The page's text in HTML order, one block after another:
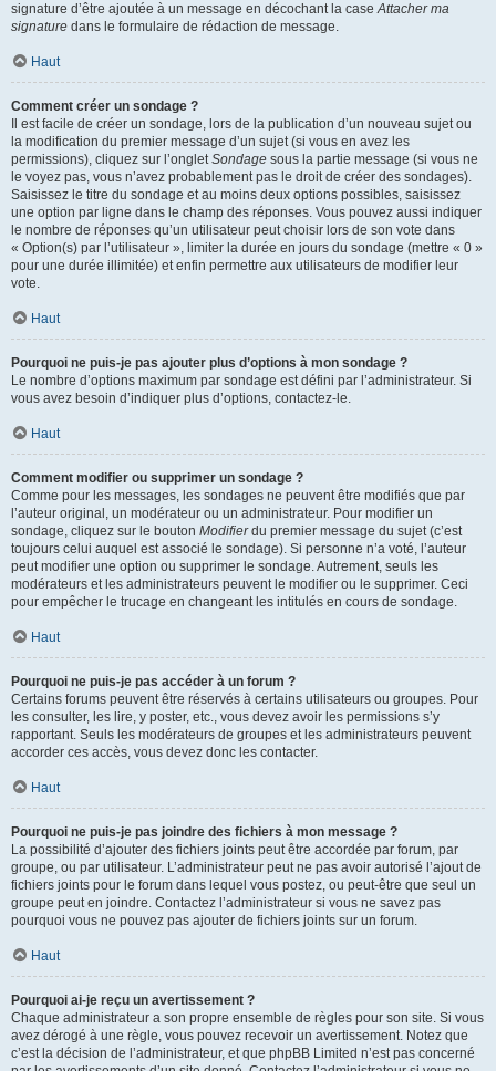
signature d’être ajoutée à un message en décochant la caseAttacher ma
signature dans le formulaire de rédaction de message.
Haut
Comment créer un sondage ?
Il est facile de créer un sondage, lors de la publication d’un nouveau sujet ou
la modification du premier message d’un sujet (si vous en avez les
permissions), cliquez sur l’ongletSondage sous la partie message (si vous ne
le voyez pas, vous n’avez probablement pas le droit de créer des sondages).
Saisissez le titre du sondage et au moins deux options possibles, saisissez
une option par ligne dans le champ des réponses. Vous pouvez aussi indiquer
le nombre de réponses qu’un utilisateur peut choisir lors de son vote dans
« Option(s) par l’utilisateur », limiter la durée en jours du sondage (mettre « 0 »
pour une durée illimitée) et enfin permettre aux utilisateurs de modifier leur
vote.
Haut
Pourquoi ne puis-je pas ajouter plus d’options à mon sondage ?
Le nombre d’options maximum par sondage est défini par l’administrateur. Si
vous avez besoin d’indiquer plus d’options, contactez-le.
Haut
Comment modifier ou supprimer un sondage ?
Comme pour les messages, les sondages ne peuvent être modifiés que par
l’auteur original, un modérateur ou un administrateur. Pour modifier un
sondage, cliquez sur le bouton Modifierdu premier message du sujet (c’est
toujours celui auquel est associé le sondage). Si personne n’a voté, l’auteur
peut modifier une option ou supprimer le sondage. Autrement, seuls les
modérateurs et les administrateurs peuvent le modifier ou le supprimer. Ceci
pour empêcher le trucage en changeant les intitulés en cours de sondage.
Haut
Pourquoi ne puis-je pas accéder à un forum ?
Certains forums peuvent être réservés à certains utilisateurs ou groupes. Pour
les consulter, les lire, y poster, etc., vous devez avoir les permissions s’y
rapportant. Seuls les modérateurs de groupes et les administrateurs peuvent
accorder ces accès, vous devez donc les contacter.
Haut
Pourquoi ne puis-je pas joindre des fichiers à mon message ?
La possibilité d’ajouter des fichiers joints peut être accordée par forum, par
groupe, ou par utilisateur. L’administrateur peut ne pas avoir autorisé l’ajout de
fichiers joints pour le forum dans lequel vous postez, ou peut-être que seul un
groupe peut en joindre. Contactez l’administrateur si vous ne savez pas
pourquoi vous ne pouvez pas ajouter de fichiers joints sur un forum.
Haut
Pourquoi ai-je reçu un avertissement ?
Chaque administrateur a son propre ensemble de règles pour son site. Si vous
avez dérogé à une règle, vous pouvez recevoir un avertissement. Notez que
c’est la décision de l’administrateur, et que phpBB Limited n’est pas concerné